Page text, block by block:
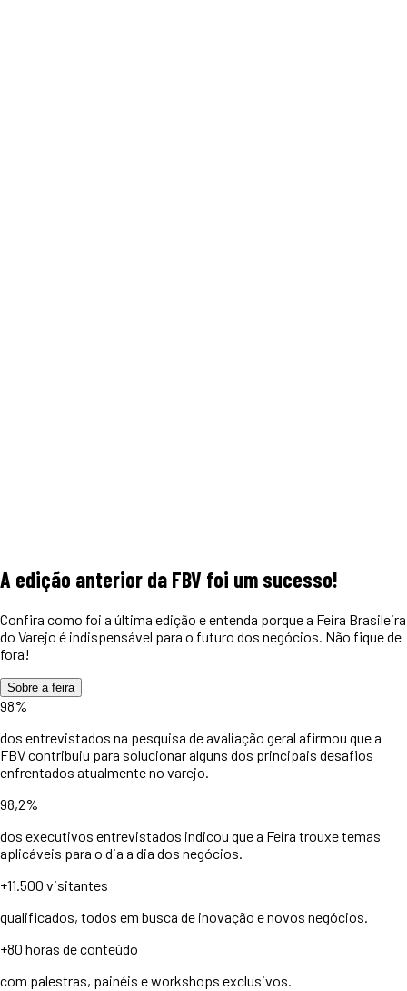
A edição anterior da FBV foi um sucesso!
Confira como foi a última edição e entenda porque a Feira Brasileira
do Varejo é indispensável para o futuro dos negócios. Não fique de
fora!
Sobre a feira
98%
dos entrevistados na pesquisa de avaliação geral afirmou que a
FBV contribuiu para solucionar alguns dos principais desafios
enfrentados atualmente no varejo.
98,2%
dos executivos entrevistados indicou que a Feira trouxe temas
aplicáveis para o dia a dia dos negócios.
+11.500 visitantes
qualificados, todos em busca de inovação e novos negócios.
+80 horas de conteúdo
com palestras, painéis e workshops exclusivos.